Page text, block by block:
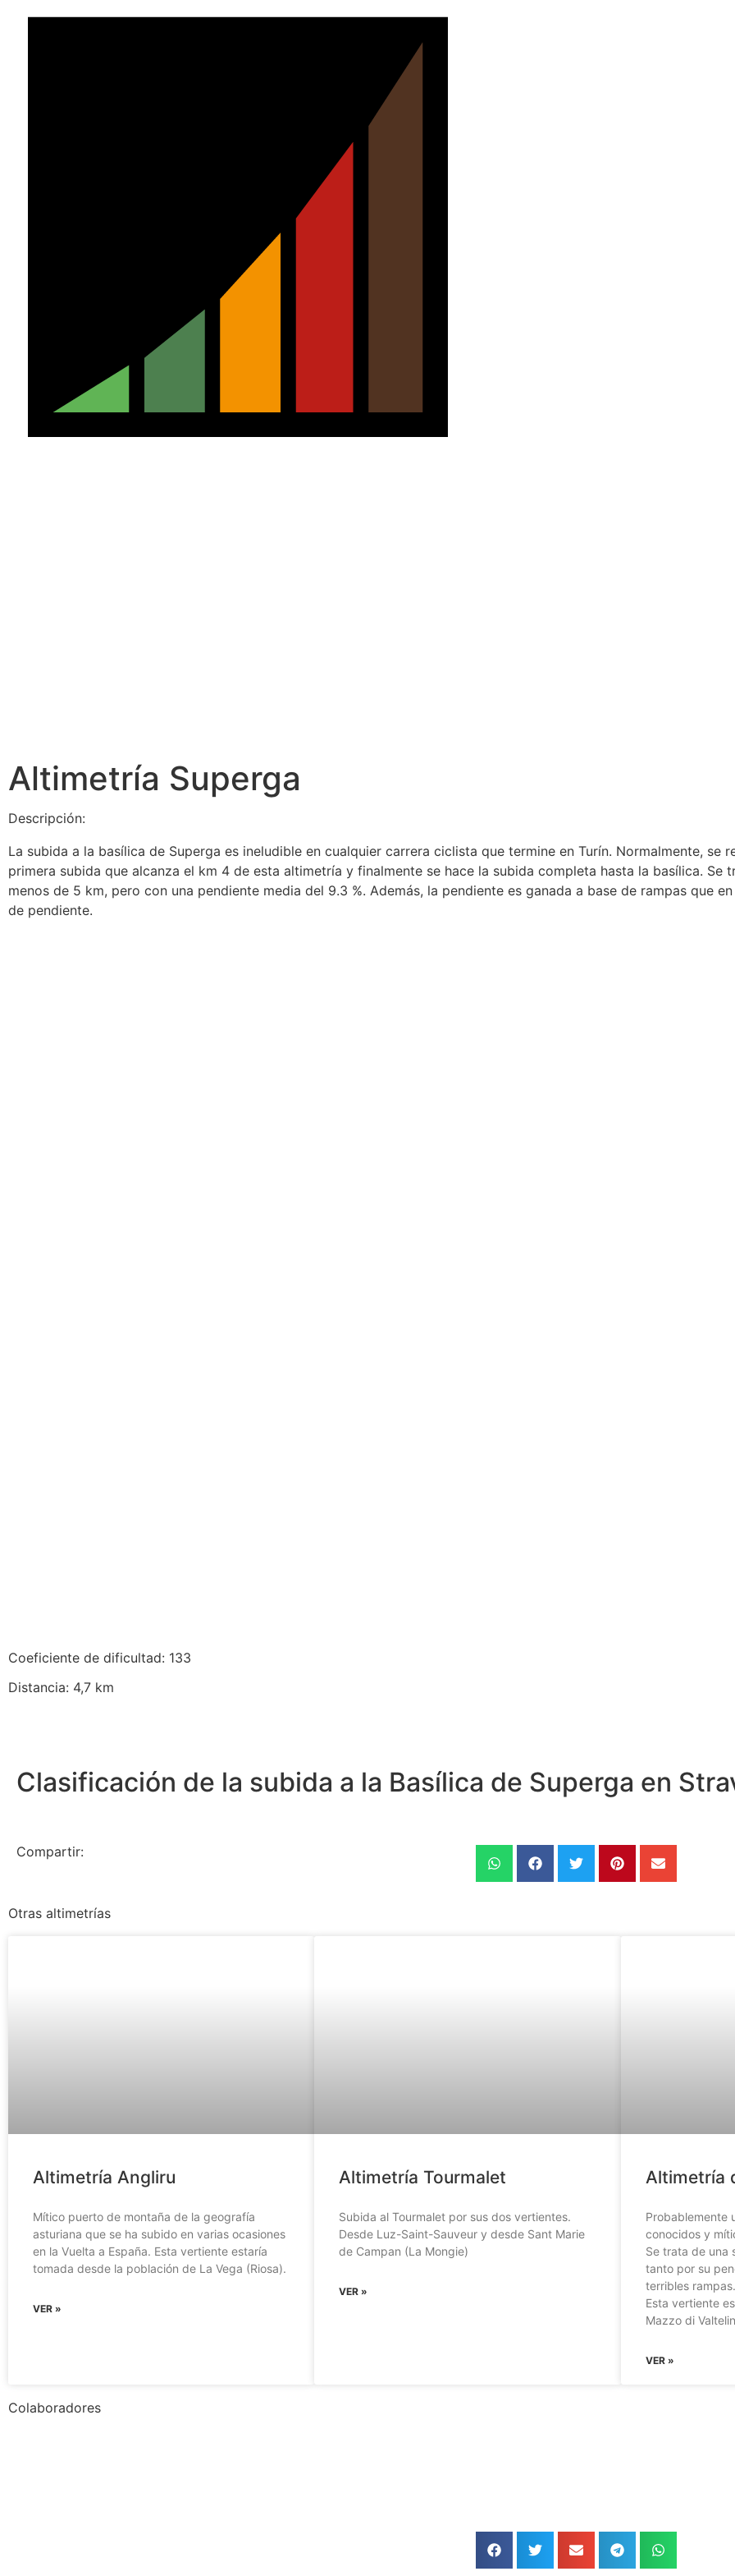
Altimetría Superga
Descripción:
La subida a la basílica de Superga es ineludible en cualquier carrera ciclista que termine en Turín. Normalmente, se
primera subida que alcanza el km 4 de esta altimetría y finalmente se hace la subida completa hasta la basílica. Se
menos de 5 km, pero con una pendiente media del 9.3 %. Además, la pendiente es ganada a base de rampas que
de pendiente.
Coeficiente de dificultad: 133
Distancia: 4,7 km
Clasificación de la subida a la Basílica de Superga en
Compartir:
Otras altimetrías
Altimetría Angliru
Mítico puerto de montaña de la geografía
asturiana que se ha subido en varias ocasiones
en la Vuelta a España. Esta vertiente estaría
tomada desde la población de La Vega (Riosa).
VER »
Altimetría Tourmalet
Subida al Tourmalet por sus dos vertientes.
Desde Luz-Saint-Sauveur y desde Sant Marie
de Campan (La Mongie)
VER »
Altimetría
Probablemente
conocidos y
Se trata de una
tanto por su
terribles rampas.
Esta vertiente
Mazzo di
VER »
Colaboradores